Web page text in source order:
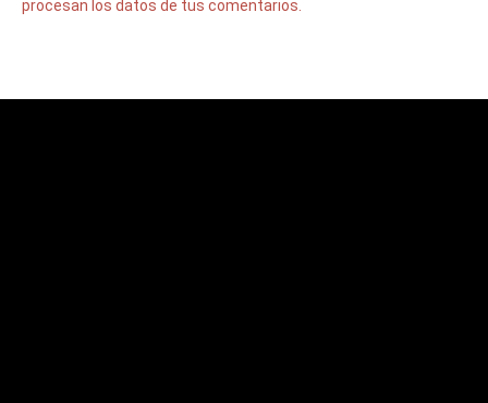
procesan los datos de tus comentarios.